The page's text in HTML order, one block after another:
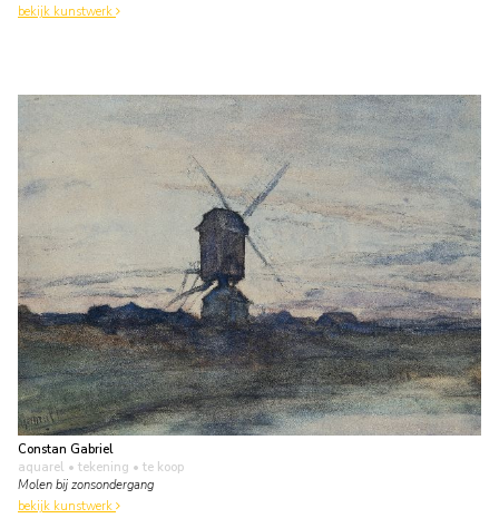
bekijk kunstwerk
Constan Gabriel
aquarel • tekening • te koop
Molen bij zonsondergang
bekijk kunstwerk